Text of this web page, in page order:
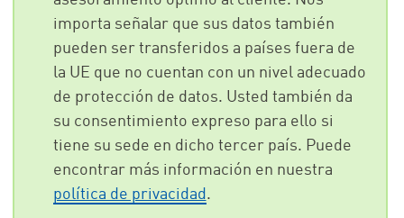
importa señalar que sus datos también
pueden ser transferidos a países fuera de
la UE que no cuentan con un nivel adecuado
de protección de datos. Usted también da
su consentimiento expreso para ello si
tiene su sede en dicho tercer país. Puede
encontrar más información en nuestra
política de privacidad .